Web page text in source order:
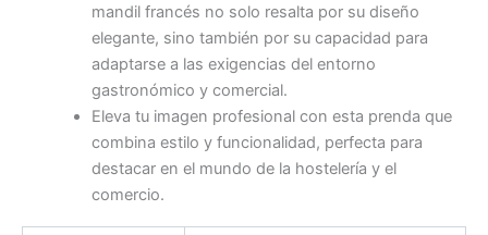
mandil francés no solo resalta por su diseño
elegante, sino también por su capacidad para
adaptarse a las exigencias del entorno
gastronómico y comercial.
Eleva tu imagen profesional con esta prenda que
combina estilo y funcionalidad, perfecta para
destacar en el mundo de la hostelería y el
comercio.